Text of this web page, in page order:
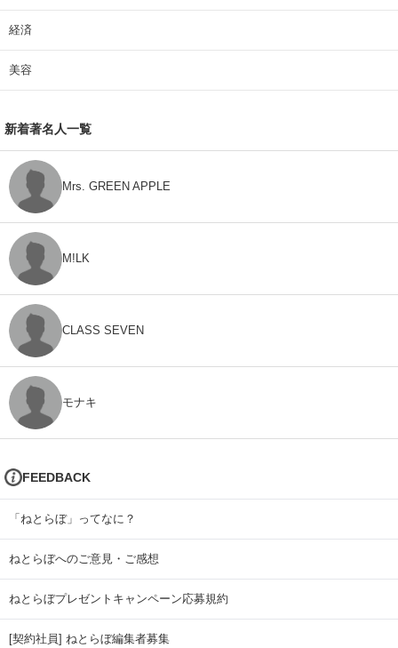
経済
美容
新着著名人一覧
Mrs. GREEN APPLE
M!LK
CLASS SEVEN
モナキ
FEEDBACK
「ねとらぼ」ってなに？
ねとらぼへのご意見・ご感想
ねとらぼプレゼントキャンペーン応募規約
[契約社員] ねとらぼ編集者募集